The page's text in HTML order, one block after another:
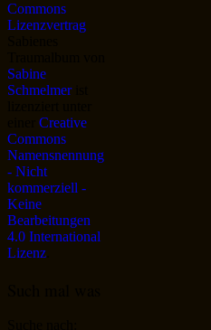
Sabine
Schmelmerist
Creative
Commons
Namensnennung
- Nicht
kommerziell -
Keine
Bearbeitungen
4.0 International
Lizenz